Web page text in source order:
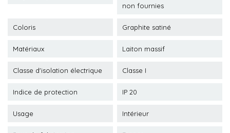
non fournies
Coloris Graphite satiné
Matériaux Laiton massif
Classe d'isolation électrique Classe I
Indice de protection IP 20
Usage Intérieur